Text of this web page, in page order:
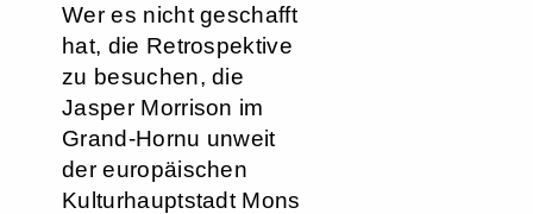
Wer es nicht geschafft
hat, die Retrospektive
zu besuchen, die
Jasper Morrison im
Grand-Hornu unweit
der europäischen
Kulturhauptstadt Mons